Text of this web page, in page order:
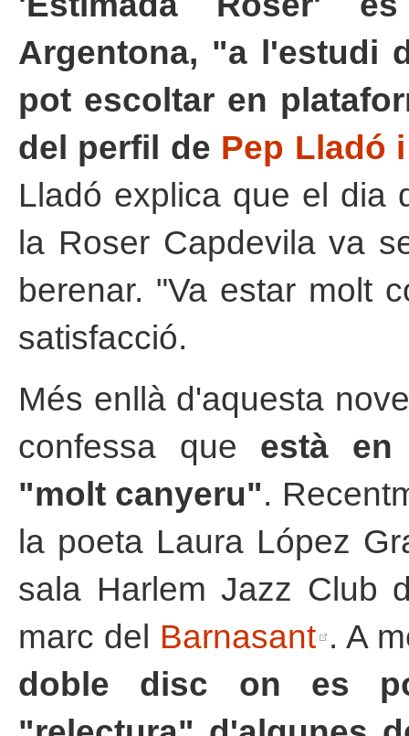
Argentona, "a l'estudi
pot escoltar en
del perfil de Pep Lladó
Lladó explica que el dia
la Roser Capdevila va
berenar. "Va estar molt
satisfacció.
Més enllà d'aquesta
confessa que està en
"molt canyeru".
la poeta Laura López
sala Harlem Jazz Club
marc del Barnasant . A
doble disc on es